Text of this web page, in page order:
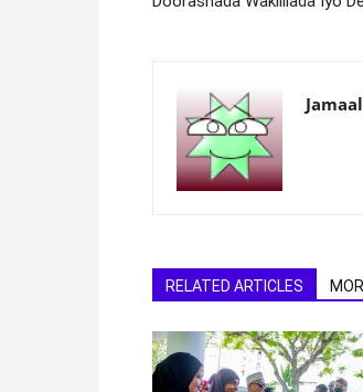
RELATED ARTICLES